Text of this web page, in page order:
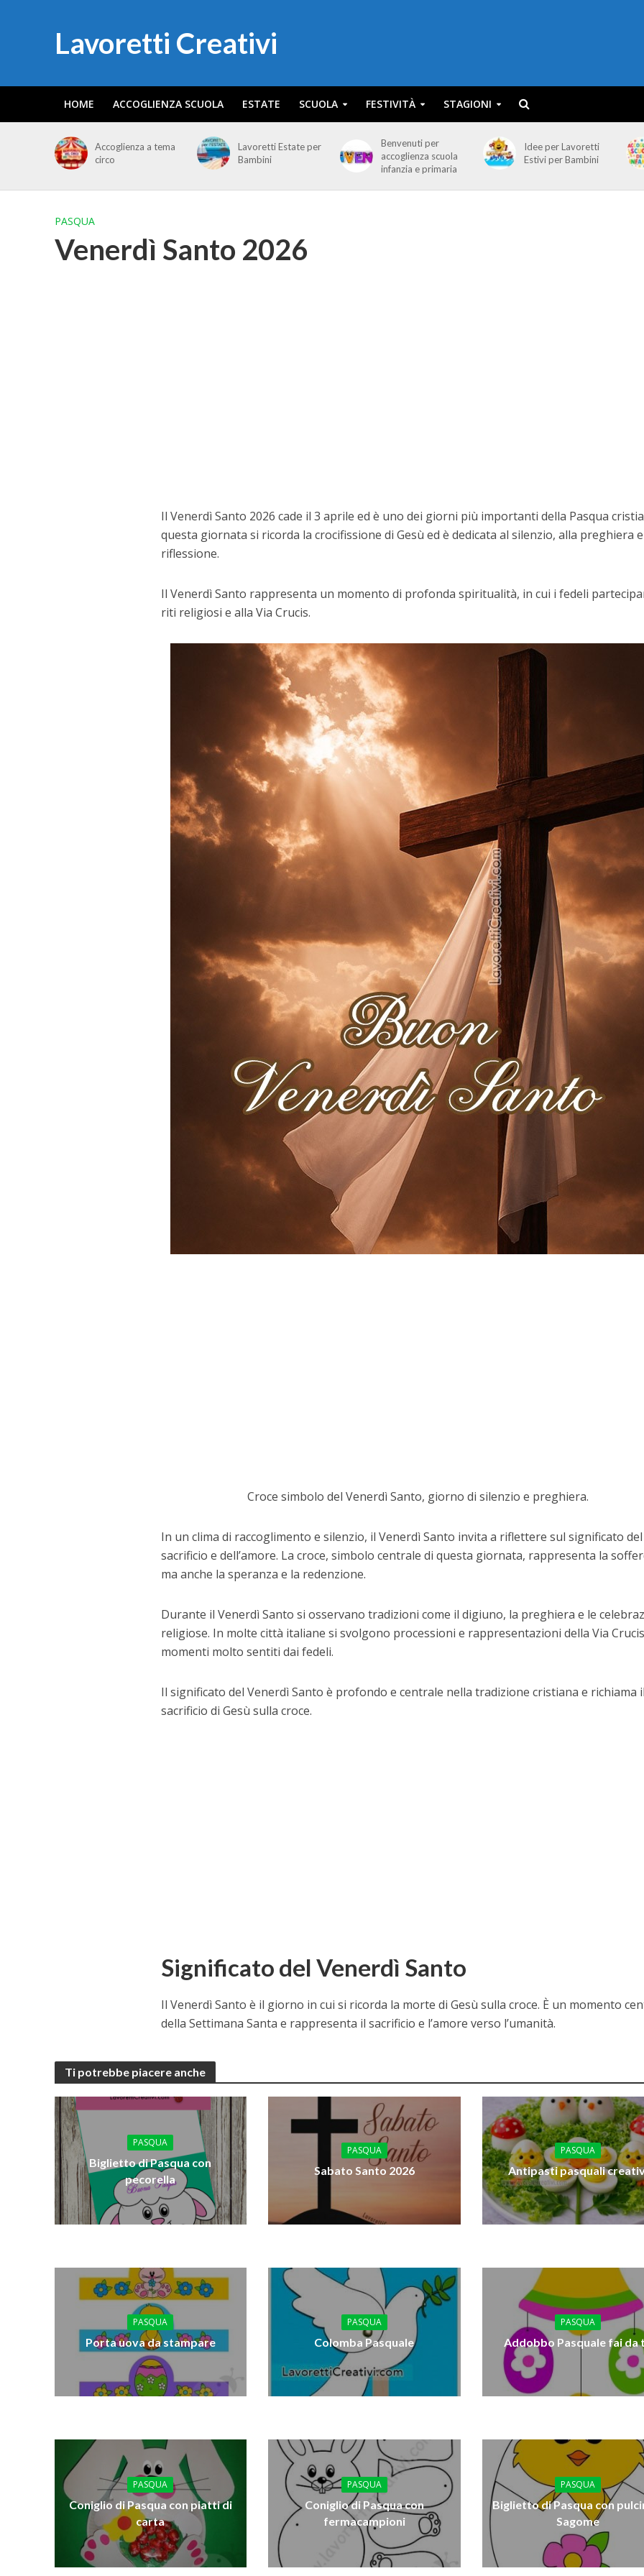
Lavoretti Creativi
HOME ACCOGLIENZA SCUOLA ESTATE SCUOLA FESTIVITÀ STAGIONI
Accoglienza a tema
circo
Lavoretti Estate per
Bambini
Benvenuti per
accoglienza scuola
infanzia e primaria
Idee per Lavoretti
Estivi per Bambini
PASQUA
Venerdì Santo 2026
Il Venerdì Santo 2026 cade il 3 aprile ed è uno dei giorni più importanti della Pasqua
questa giornata si ricorda la crocifissione di Gesù ed è dedicata al silenzio, alla preghiera
riflessione.
Il Venerdì Santo rappresenta un momento di profonda spiritualità, in cui i fedeli
riti religiosi e alla Via Crucis.
Croce simbolo del Venerdì Santo, giorno di silenzio e preghiera.
In un clima di raccoglimento e silenzio, il Venerdì Santo invita a riflettere sul significato del
sacrificio e dell’amore. La croce, simbolo centrale di questa giornata, rappresenta la
ma anche la speranza e la redenzione.
Durante il Venerdì Santo si osservano tradizioni come il digiuno, la preghiera e le
religiose. In molte città italiane si svolgono processioni e rappresentazioni della Via
momenti molto sentiti dai fedeli.
Il significato del Venerdì Santo è profondo e centrale nella tradizione cristiana e richiama il
sacrificio di Gesù sulla croce.
Significato del Venerdì Santo
Il Venerdì Santo è il giorno in cui si ricorda la morte di Gesù sulla croce. È un momento
della Settimana Santa e rappresenta il sacrificio e l’amore verso l’umanità.
Ti potrebbe piacere anche
PASQUA
Biglietto di Pasqua con
pecorella
PASQUA
Sabato Santo 2026
PASQUA
Antipasti pasquali
PASQUA
Porta uova da stampare
PASQUA
Colomba Pasquale
PASQUA
Addobbo Pasquale fai da
PASQUA
Coniglio di Pasqua con piatti di
carta
PASQUA
Coniglio di Pasqua con
fermacampioni
PASQUA
Biglietto di Pasqua con
Sagome